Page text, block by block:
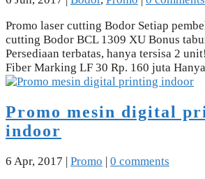
Promo laser cutting Bodor Setiap
cutting Bodor BCL 1309 XU Bonus
Persediaan terbatas, hanya tersisa 2
Fiber Marking LF 30 Rp. 160 juta
Promo mesin digital
indoor
6 Apr, 2017 | Promo | 0 comments